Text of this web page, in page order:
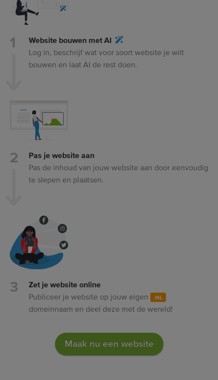
Website bouwen met AI
Log in, beschrijf wat voor soort website je wilt
bouwen en laat AI de rest doen.
Pas je website aan
Pas de inhoud van jouw website aan door eenvoudig
te slepen en plaatsen.
Zet je website online
Publiceer je website op jouw eigen
.NL
domeinnaam en deel deze met de wereld!
Maak nu een website